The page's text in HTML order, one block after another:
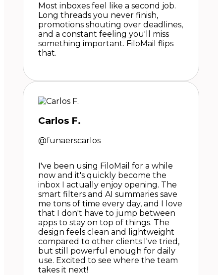
Most inboxes feel like a second job.
Long threads you never finish,
promotions shouting over deadlines,
and a constant feeling you'll miss
something important. FiloMail flips
that.
Carlos F.
@funaerscarlos
I've been using FiloMail for a while
now and it's quickly become the
inbox I actually enjoy opening. The
smart filters and AI summaries save
me tons of time every day, and I love
that I don't have to jump between
apps to stay on top of things. The
design feels clean and lightweight
compared to other clients I've tried,
but still powerful enough for daily
use. Excited to see where the team
takes it next!